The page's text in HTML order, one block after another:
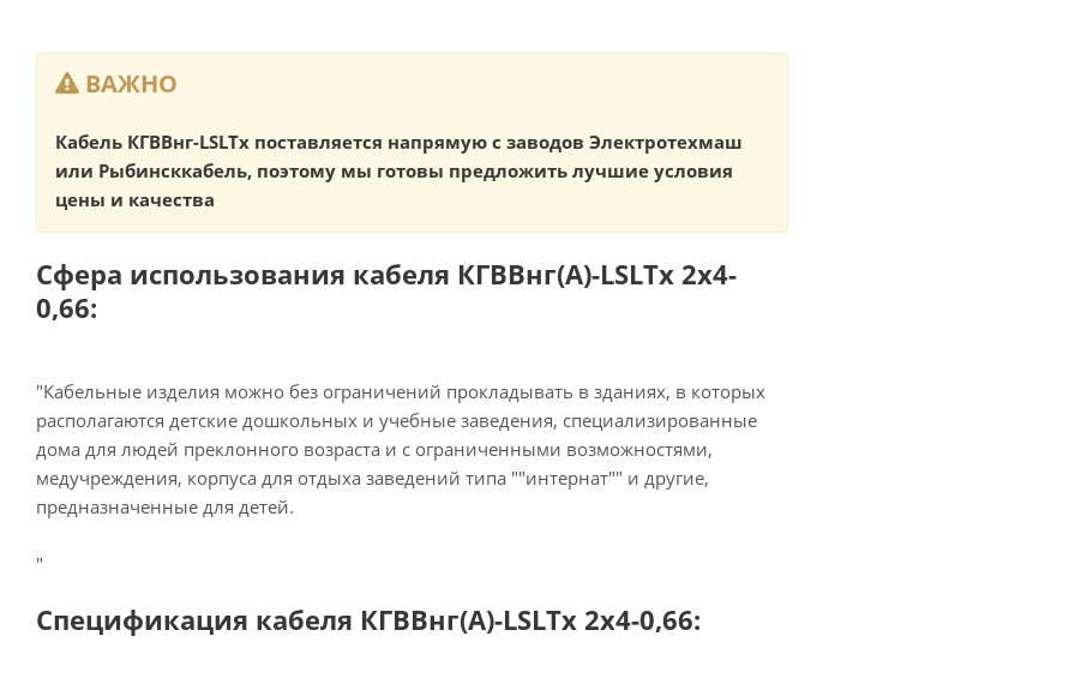
ВАЖНО
Кабель КГВВнг-LSLTx поставляется напрямую с заводов Электротехмаш
или Рыбинсккабель, поэтому мы готовы предложить лучшие условия
цены и качества
Сфера использования кабеля КГВВнг(А)-LSLTx 2х4-
0,66:
"Кабельные изделия можно без ограничений прокладывать в зданиях, в которых
располагаются детские дошкольных и учебные заведения, специализированные
дома для людей преклонного возраста и с ограниченными возможностями,
медучреждения, корпуса для отдыха заведений типа ""интернат"" и другие,
предназначенные для детей.
"
Спецификация кабеля КГВВнг(А)-LSLTx 2х4-0,66: